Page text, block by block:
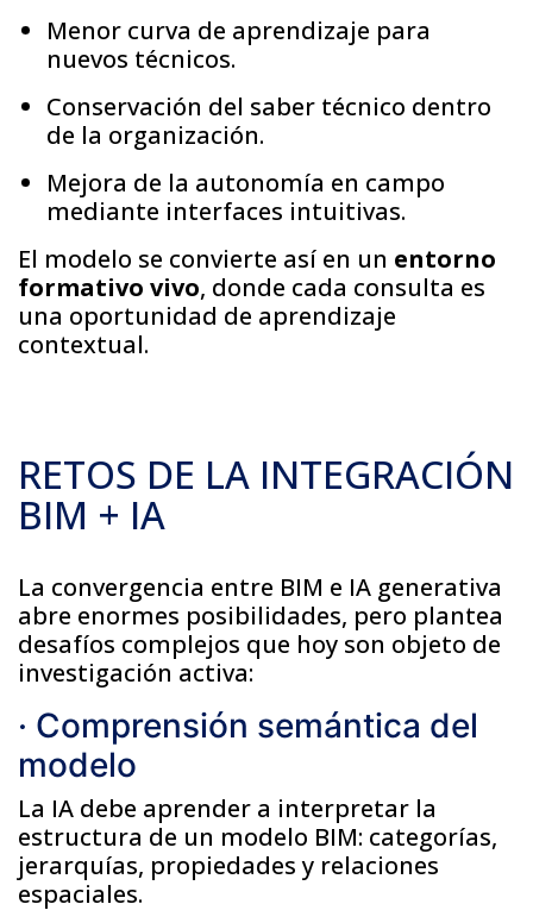
Menor curva de aprendizaje para
nuevos técnicos.
Conservación del saber técnico dentro
de la organización.
Mejora de la autonomía en campo
mediante interfaces intuitivas.
El modelo se convierte así en un entorno
formativo vivo, donde cada consulta es
una oportunidad de aprendizaje
contextual.
RETOS DE LA INTEGRACIÓN
BIM + IA
La convergencia entre BIM e IA generativa
abre enormes posibilidades, pero plantea
desafíos complejos que hoy son objeto de
investigación activa:
· Comprensión semántica del
modelo
La IA debe aprender a interpretar la
estructura de un modelo BIM: categorías,
jerarquías, propiedades y relaciones
espaciales.